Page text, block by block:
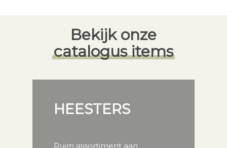
Bekijk onze
catalogus items
HEESTERS
Ruim assortiment aan